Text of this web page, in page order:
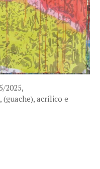
2025,
(guache), acrílico e